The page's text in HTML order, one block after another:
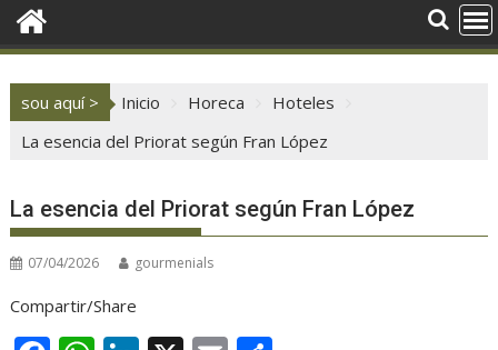
sou aquí > Inicio Horeca
Hoteles
La esencia del Priorat según Fran López
La esencia del Priorat según Fran López
07/04/2026 gourmenials
Compartir/Share